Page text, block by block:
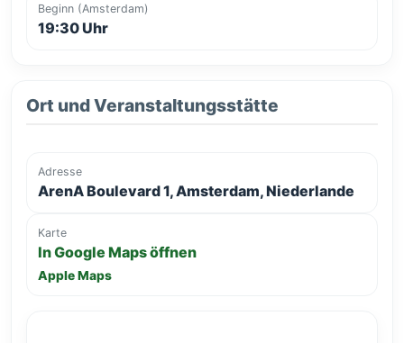
Beginn (Amsterdam)
19:30 Uhr
Ort und Veranstaltungsstätte
Adresse
ArenA Boulevard 1, Amsterdam, Niederlande
Karte
In Google Maps öffnen
Apple Maps